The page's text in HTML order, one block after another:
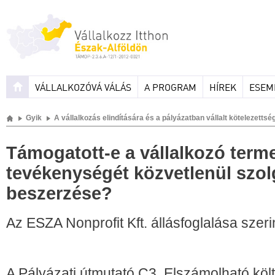
VÁLLALKOZÓVÁ VÁLÁS A PROGRAM HÍREK
Gyik A vállalkozás elindítására és a pályázatban vállalt
Támogatott-e a vállalkozó
tevékenységét közvetlenül
beszerzése?
Az ESZA Nonprofit Kft. állásfoglalása